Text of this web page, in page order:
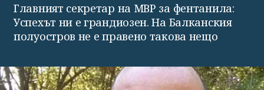
Главният секретар на МВР за фентанила:
Успехът ни е грандиозен. На Балканския
полуостров не е правено такова нещо